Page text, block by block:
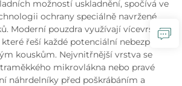
možností uskladnění, spočívá ve
ochrany speciálně navržené
Moderní pouzdra využívají vícevrstvé
řeší každé potenciální nebezpečí
kouskům. Nejvnitřnější vrstva se
mikrovlákna nebo pravé
náhrdelníky před poškrábáním a